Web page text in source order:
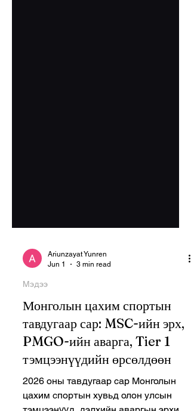
Мэдээ
Монголын цахим спортын
тавдугаар сар: MSC-ийн эрх,
PMGO-ийн аварга, Tier 1
тэмцээнүүдийн өрсөлдөөн
2026 оны тавдугаар сар Монголын